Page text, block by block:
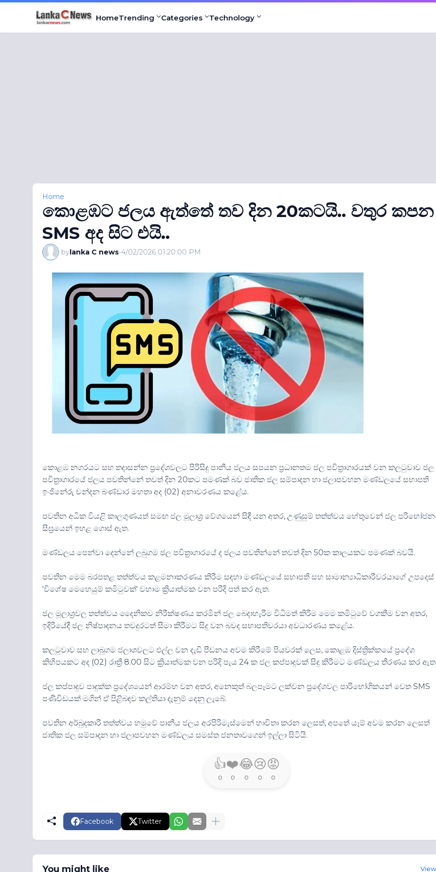
HomeTrending Categories Technology
Home
කොළඹට ජලය ඇත්තේ තව දින 20කටයි.. වතුර කපන
SMS අද සිට එයි..
bylanka C news-4/02/2026 01:20:00 PM
කොළඹ නගරයට සහ තදාසන්න ප්‍රදේශවලට පිරිසිදු පානීය ජලය සපයන ප්‍රධානතම ජල පවිත්‍රාගාරයක් වන කලටුවාව ජල
පවිත්‍රාගාරයේ ජලය පවතින්නේ තවත් දින 20කට පමණක් බව ජාතික ජල සම්පාදන හා ජලාපවහන මණ්ඩලයේ සභාපති
ඉංජිනේරු චන්දන බණ්ඩාර මහතා අද (02) අනාවරණය කළේය.
පවතින අධික වියළි කාලගුණයත් සමඟ ජල මූලාශ්‍ර වේගයෙන් සිඳී යන අතර, උණුසුම් තත්ත්වය හේතුවෙන් ජල
සීඝ්‍රයෙන් ඉහළ ගොස් ඇත.
මණ්ඩලය පෙන්වා දෙන්නේ ලබුගම ජල පවිත්‍රාගාරයේ ද ජලය පවතින්නේ තවත් දින 50ක කාලයකට පමණක් බවයි.
පවතින මෙම බරපතළ තත්ත්වය කළමනාකරණය කිරීම සඳහා මණ්ඩලයේ සභාපති සහ සාමාන්‍යාධිකාරීවරයාගේ
'විශේෂ මෙහෙයුම් කමිටුවක්' වහාම ක්‍රියාත්මක වන පරිදි පත් කර ඇත.
ජල මූලාශ්‍රවල තත්ත්වය දෛනිකව නිරීක්ෂණය කරමින් ජල බෙදාහැරීම විධිමත් කිරීම මෙම කමිටුවේ වගකීම වන අතර,
ඉදිරියේදී ජල නිෂ්පාදනය තවදුරටත් සීමා කිරීමට සිදු වන බවද සභාපතිවරයා අවධාරණය කළේය.
කලටුවාව සහ ලාබුගම ජලාශවලට එල්ල වන දැඩි පීඩනය අවම කිරීමේ පියවරක් ලෙස, කොළඹ දිස්ත්‍රික්කයේ ප්‍රදේශ
කිහිපයකට අද (02) රාත්‍රී 8.00 සිට ක්‍රියාත්මක වන පරිදි පැය 24 ක ජල කප්පාදුවක් සිදු කිරීමට මණ්ඩලය තීරණය කර
ජල කප්පාදුව පාදුක්ක ප්‍රදේශයෙන් ආරම්භ වන අතර, අනෙකුත් බලපෑමට ලක්වන ප්‍රදේශවල පාරිභෝගිකයන් වෙත SMS
පණිවිඩයක් මගින් ඒ පිළිබඳව කල්තියා දැනුම් දෙනු ලැබේ.
පවතින අර්බුදකාරී තත්ත්වය හමුවේ පානීය ජලය අරපිරිමැස්මෙන් භාවිතා කරන ලෙසත්, අපතේ යෑම් අවම කරන ලෙසත්
ජාතික ජල සම්පාදන හා ජලාපවහන මණ්ඩලය සමස්ත ජනතාවගෙන් ඉල්ලා සිටියි.
👍
0
❤️
0
😂
0
😢
0
😡
0
Facebook Twitter
You might like